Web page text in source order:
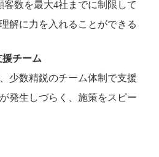
数を最大4社までに制限して
解に力を入れることができる
チーム
少数精鋭のチーム体制で支援
発生しづらく、施策をスピー